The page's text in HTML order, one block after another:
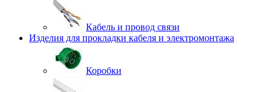
Кабель и провод связи
Изделия для прокладки кабеля и электромонтажа
Коробки